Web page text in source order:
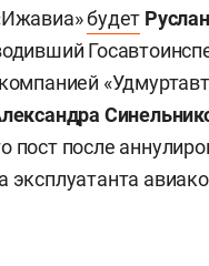
будет
пост после
эксплуатанта